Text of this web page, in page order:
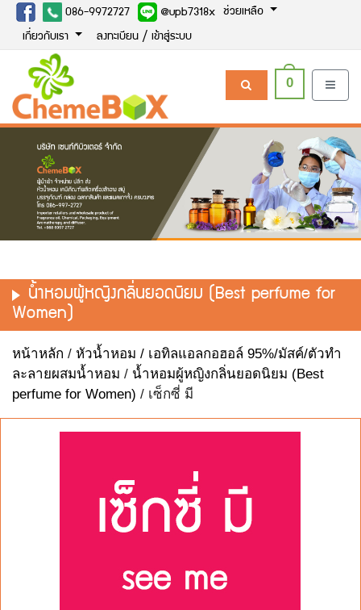
086-9972727 @upb7318x ช่วยเหลือ
เกี่ยวกับเรา ลงทะเบียน / เข้าสู่ระบบ
0
น้ำหอมผู้หญิงกลิ่นยอดนิยม (Best perfume for
Women)
หน้าหลัก / หัวน้ำหอม / เอทิลแอลกอฮอล์ 95%/มัสค์/ตัวทำ
ละลายผสมน้ำหอม / น้ำหอมผู้หญิงกลิ่นยอดนิยม (Best
perfume for Women) / เซ็กซี่ มี